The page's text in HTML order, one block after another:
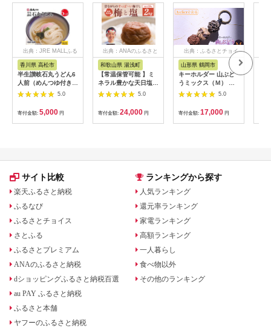
出典：JRE MALLふる
さと納税
香川県 高松市
半生讃岐石丸うどん6
人前（めんつゆ付き）
麺300g×2袋
5.0
寄付金額: 5,000 円
出典：ANAのふるさと
和歌山県 湯浅町
【常温保管可能 】ミ
ネラル豊かな天日塩だ
けで漬けた無添加梅干
し2kg 梅ボーイズ｜
B201_EP6024
5.0
寄付金額: 24,000 円
出典：ふるさとチョイ
山形県 鶴岡市
キーホルダー 山ぶど
うミックス（Ｍ） 山
形県鶴岡市 アトリエ
かおる | 山葡萄 雑貨
キーホルダー ギフト
贈り物 お取り寄せ 返
礼品
5.0
寄付金額: 17,000 円
サイト比較
楽天ふるさと納税
ふるなび
ふるさとチョイス
さとふる
ふるさとプレミアム
ANAのふるさと納税
dショッピングふるさと納税百選
au PAY ふるさと納税
ふるさと本舗
ヤフーのふるさと納税
ランキングから探す
人気ランキング
還元率ランキング
家電ランキング
高額ランキング
一人暮らし
食べ物以外
その他のランキング